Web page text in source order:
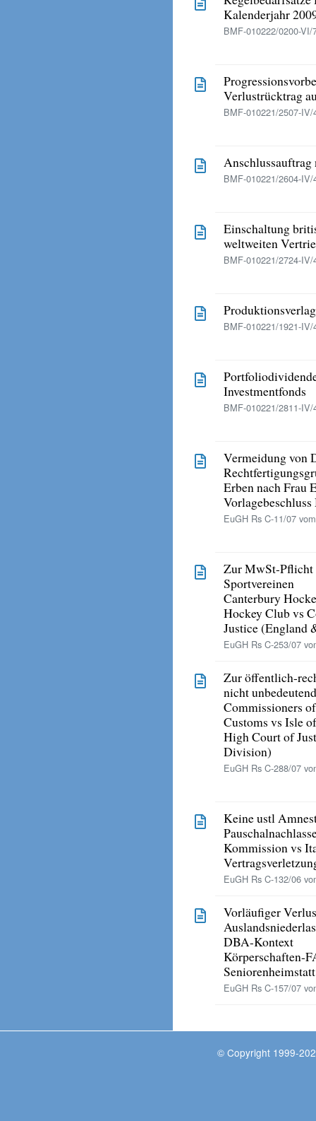
Kalenderjahr
BMF-010222/0200-
Verlustrücktrag
BMF-010221/2507-
BMF-010221/2604-
Einschaltung
weltweiten
BMF-010221/2724-
BMF-010221/1921-
Investmentfonds
BMF-010221/2811-
Vermeidung von
Erben nach Frau
EuGH Rs C-11/07
Zur MwSt-Pflicht
Sportvereinen
Canterbury
Hockey Club vs
Justice (England
EuGH Rs C-253/07
Zur öffentlich-
nicht
Commissioners
Customs vs Isle
High Court of
Division)
EuGH Rs C-288/07
Keine ustl
Kommission vs
EuGH Rs C-132/06
Vorläufiger
DBA-Kontext
Körperschaften-
EuGH Rs C-157/07
© Copyright 1999-